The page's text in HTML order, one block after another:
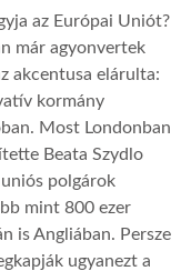
az Európai Uniót?
már agyonvertek
akcentusa elárulta:
kormány
Most Londonban
Beata Szydlo
polgárok
mint 800 ezer
is Angliában. Persze
ugyanezt a